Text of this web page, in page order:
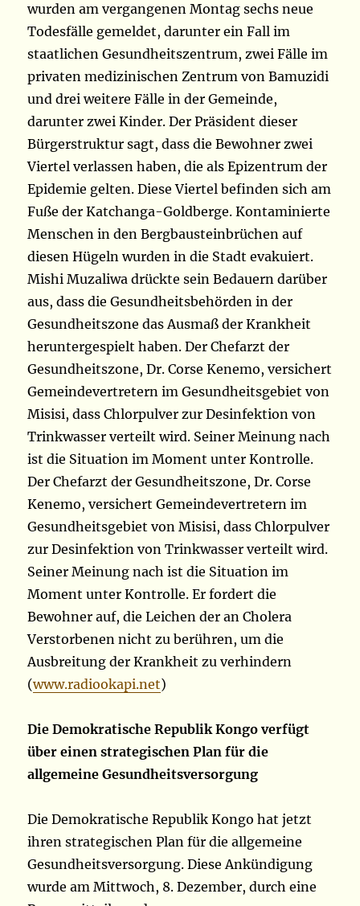
wurden am vergangenen Montag sechs neue
Todesfälle gemeldet, darunter ein Fall im
staatlichen Gesundheitszentrum, zwei Fälle im
privaten medizinischen Zentrum von Bamuzidi
und drei weitere Fälle in der Gemeinde,
darunter zwei Kinder. Der Präsident dieser
Bürgerstruktur sagt, dass die Bewohner zwei
Viertel verlassen haben, die als Epizentrum der
Epidemie gelten. Diese Viertel befinden sich am
Fuße der Katchanga-Goldberge. Kontaminierte
Menschen in den Bergbausteinbrüchen auf
diesen Hügeln wurden in die Stadt evakuiert.
Mishi Muzaliwa drückte sein Bedauern darüber
aus, dass die Gesundheitsbehörden in der
Gesundheitszone das Ausmaß der Krankheit
heruntergespielt haben. Der Chefarzt der
Gesundheitszone, Dr. Corse Kenemo, versichert
Gemeindevertretern im Gesundheitsgebiet von
Misisi, dass Chlorpulver zur Desinfektion von
Trinkwasser verteilt wird. Seiner Meinung nach
ist die Situation im Moment unter Kontrolle.
Der Chefarzt der Gesundheitszone, Dr. Corse
Kenemo, versichert Gemeindevertretern im
Gesundheitsgebiet von Misisi, dass Chlorpulver
zur Desinfektion von Trinkwasser verteilt wird.
Seiner Meinung nach ist die Situation im
Moment unter Kontrolle. Er fordert die
Bewohner auf, die Leichen der an Cholera
Verstorbenen nicht zu berühren, um die
Ausbreitung der Krankheit zu verhindern
(www.radiookapi.net)
Die Demokratische Republik Kongo verfügt
über einen strategischen Plan für die
allgemeine Gesundheitsversorgung
Die Demokratische Republik Kongo hat jetzt
ihren strategischen Plan für die allgemeine
Gesundheitsversorgung. Diese Ankündigung
wurde am Mittwoch, 8. Dezember, durch eine